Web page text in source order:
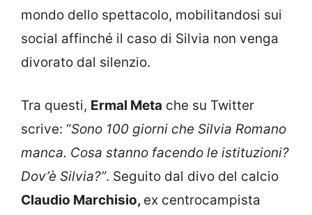
mondo dello spettacolo, mobilitandosi sui
social affinché il caso di Silvia non venga
divorato dal silenzio.
Tra questi, Ermal Meta che su Twitter
scrive: “Sono 100 giorni che Silvia Romano
manca. Cosa stanno facendo le istituzioni?
Dov’è Silvia?”. Seguito dal divo del calcio
Claudio Marchisio, ex centrocampista